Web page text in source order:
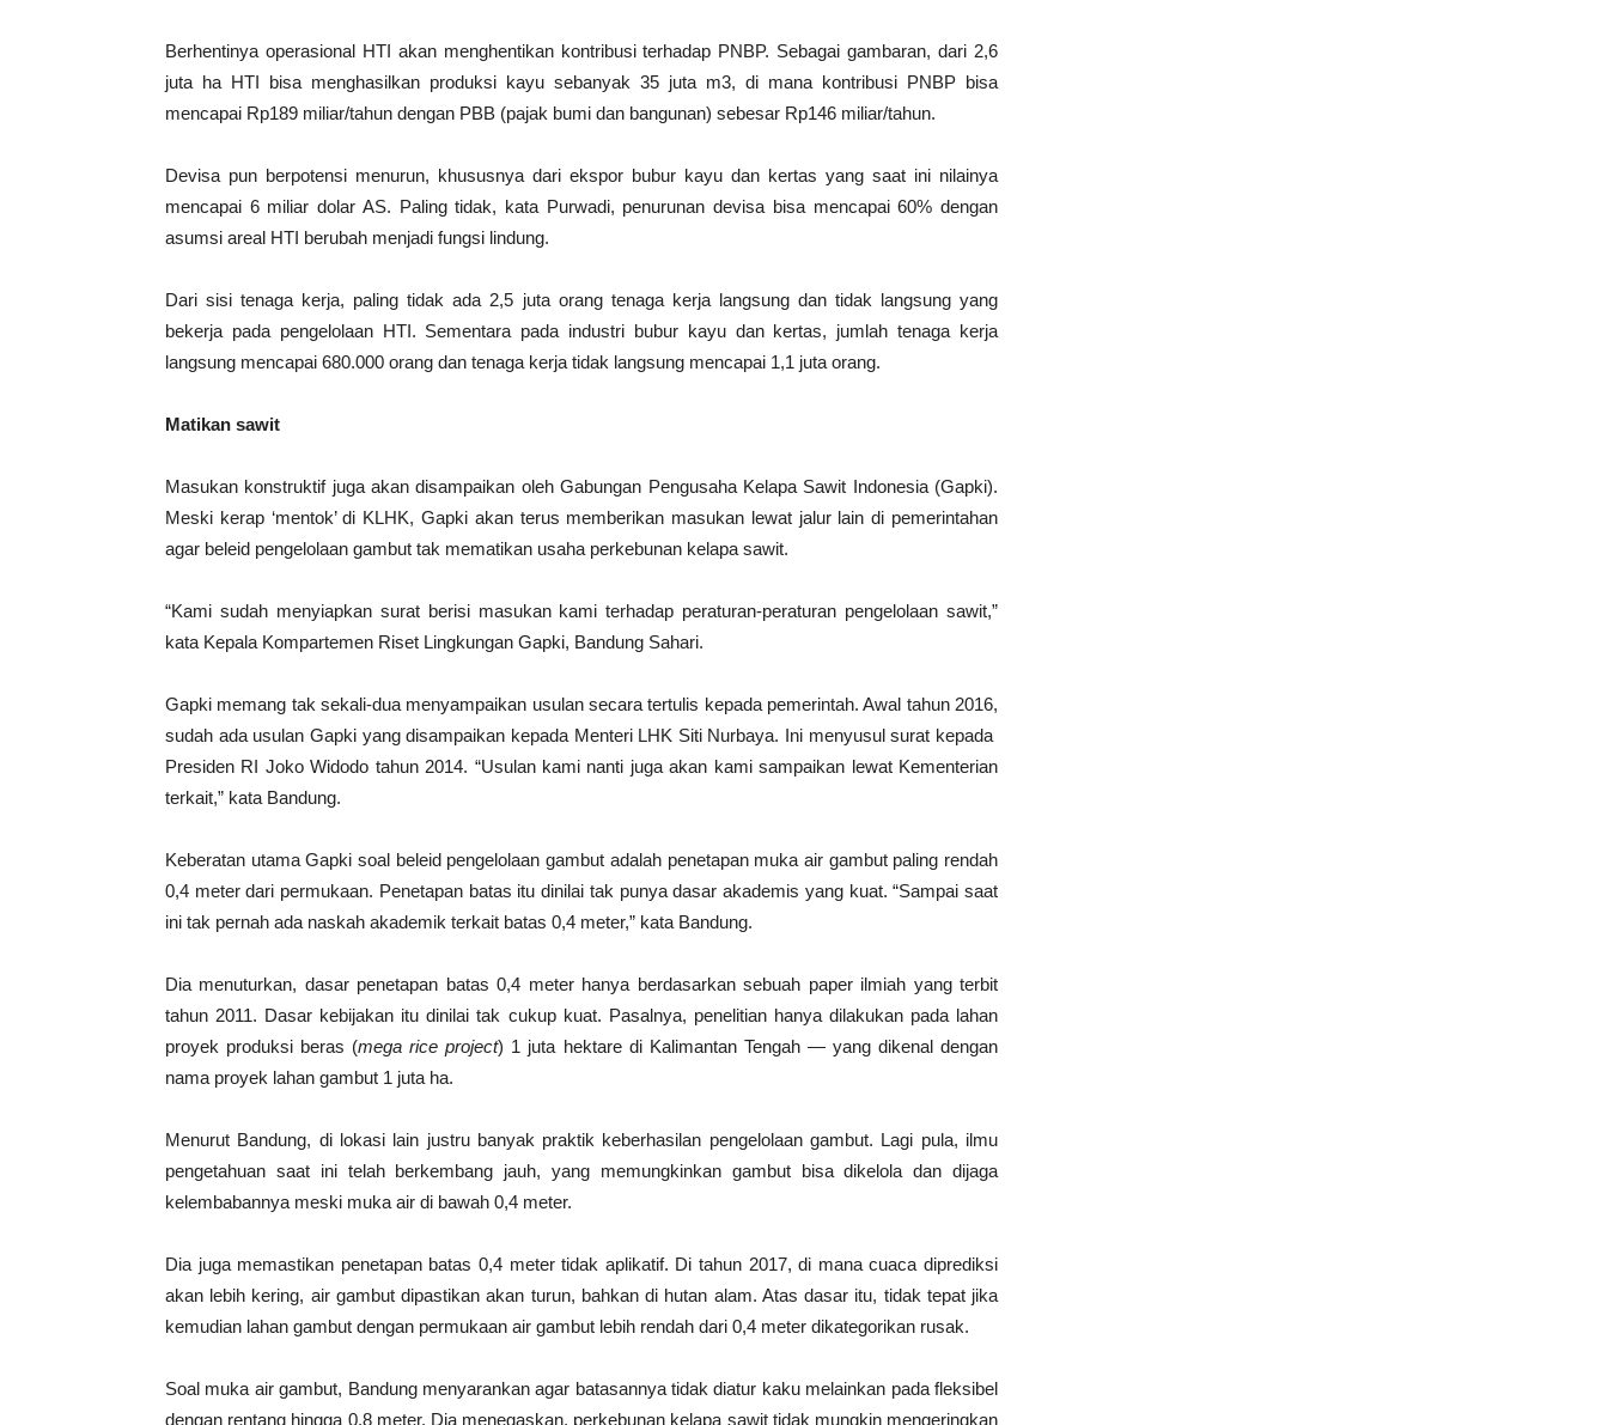
Berhentinya operasional HTI akan menghentikan kontribusi terhadap PNBP. Sebagai gambaran, dari 2,6
juta ha HTI bisa menghasilkan produksi kayu sebanyak 35 juta m3, di mana kontribusi PNBP bisa
mencapai Rp189 miliar/tahun dengan PBB (pajak bumi dan bangunan) sebesar Rp146 miliar/tahun.
Devisa pun berpotensi menurun, khususnya dari ekspor bubur kayu dan kertas yang saat ini nilainya
mencapai 6 miliar dolar AS. Paling tidak, kata Purwadi, penurunan devisa bisa mencapai 60% dengan
asumsi areal HTI berubah menjadi fungsi lindung.
Dari sisi tenaga kerja, paling tidak ada 2,5 juta orang tenaga kerja langsung dan tidak langsung yang
bekerja pada pengelolaan HTI. Sementara pada industri bubur kayu dan kertas, jumlah tenaga kerja
langsung mencapai 680.000 orang dan tenaga kerja tidak langsung mencapai 1,1 juta orang.
Matikan sawit
Masukan konstruktif juga akan disampaikan oleh Gabungan Pengusaha Kelapa Sawit Indonesia (Gapki).
Meski kerap ‘mentok’ di KLHK, Gapki akan terus memberikan masukan lewat jalur lain di pemerintahan
agar beleid pengelolaan gambut tak mematikan usaha perkebunan kelapa sawit.
“Kami sudah menyiapkan surat berisi masukan kami terhadap peraturan-peraturan pengelolaan sawit,”
kata Kepala Kompartemen Riset Lingkungan Gapki, Bandung Sahari.
Gapki memang tak sekali-dua menyampaikan usulan secara tertulis kepada pemerintah. Awal tahun 2016,
sudah ada usulan Gapki yang disampaikan kepada Menteri LHK Siti Nurbaya. Ini menyusul surat kepada
Presiden RI Joko Widodo tahun 2014. “Usulan kami nanti juga akan kami sampaikan lewat Kementerian
terkait,” kata Bandung.
Keberatan utama Gapki soal beleid pengelolaan gambut adalah penetapan muka air gambut paling rendah
0,4 meter dari permukaan. Penetapan batas itu dinilai tak punya dasar akademis yang kuat. “Sampai saat
ini tak pernah ada naskah akademik terkait batas 0,4 meter,” kata Bandung.
Dia menuturkan, dasar penetapan batas 0,4 meter hanya berdasarkan sebuah paper ilmiah yang terbit
tahun 2011. Dasar kebijakan itu dinilai tak cukup kuat. Pasalnya, penelitian hanya dilakukan pada lahan
proyek produksi beras (mega rice project) 1 juta hektare di Kalimantan Tengah — yang dikenal dengan
nama proyek lahan gambut 1 juta ha.
Menurut Bandung, di lokasi lain justru banyak praktik keberhasilan pengelolaan gambut. Lagi pula, ilmu
pengetahuan saat ini telah berkembang jauh, yang memungkinkan gambut bisa dikelola dan dijaga
kelembabannya meski muka air di bawah 0,4 meter.
Dia juga memastikan penetapan batas 0,4 meter tidak aplikatif. Di tahun 2017, di mana cuaca diprediksi
akan lebih kering, air gambut dipastikan akan turun, bahkan di hutan alam. Atas dasar itu, tidak tepat jika
kemudian lahan gambut dengan permukaan air gambut lebih rendah dari 0,4 meter dikategorikan rusak.
Soal muka air gambut, Bandung menyarankan agar batasannya tidak diatur kaku melainkan pada fleksibel
dengan rentang hingga 0,8 meter. Dia menegaskan, perkebunan kelapa sawit tidak mungkin mengeringkan